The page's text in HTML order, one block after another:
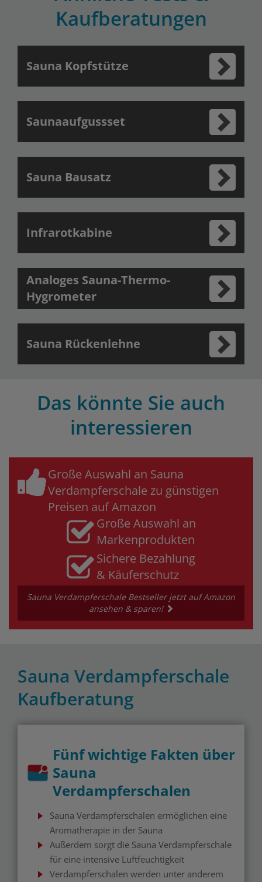
Kaufberatungen
Sauna Kopfstütze
Saunaaufgussset
Sauna Bausatz
Infrarotkabine
Analoges Sauna-Thermo-
Hygrometer
Sauna Rückenlehne
Das könnte Sie auch
interessieren
Große Auswahl an Sauna
Verdampferschale zu günstigen
Preisen auf Amazon
Große Auswahl an
Markenprodukten
Sichere Bezahlung
& Käuferschutz
Sauna Verdampferschale Bestseller jetzt auf Amazon
ansehen & sparen!
Sauna Verdampferschale
Kaufberatung
Fünf wichtige Fakten über
Sauna
Verdampferschalen
Sauna Verdampferschalen ermöglichen eine
Aromatherapie in der Sauna
Außerdem sorgt die Sauna Verdampferschale
für eine intensive Luftfeuchtigkeit
Verdampferschalen werden unter anderem